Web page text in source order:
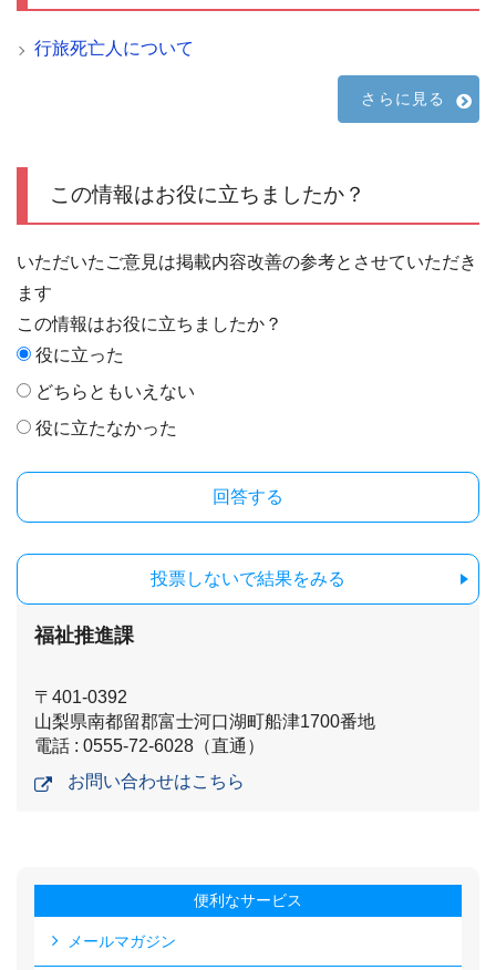
行旅死亡人について
さらに見る
この情報はお役に立ちましたか？
いただいたご意見は掲載内容改善の参考とさせていただき
ます
この情報はお役に立ちましたか？
役に立った
どちらともいえない
役に立たなかった
投票しないで結果をみる
福祉推進課
〒401-0392
山梨県南都留郡富士河口湖町船津1700番地
電話 : 0555-72-6028（直通）
お問い合わせはこちら
便利なサービス
メールマガジン